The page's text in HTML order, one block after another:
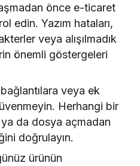
önce e-ticaret
edin. Yazım hataları,
veya alışılmadık
önemli göstergeleri
veya ek
Herhangi bir
ya da dosya açmadan
doğrulayın.
ürünün